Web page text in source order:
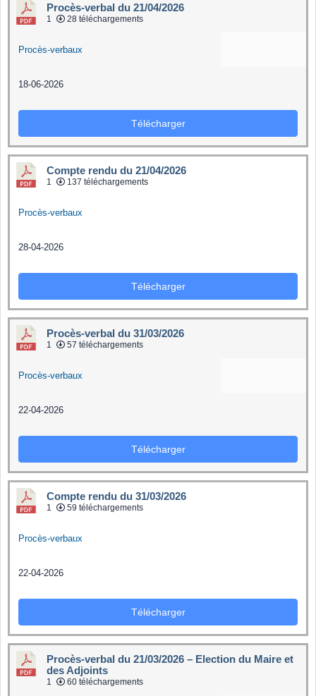
Procès-verbal du 21/04/2026
1 28 téléchargements
Procès-verbaux
18-06-2026
Télécharger
Compte rendu du 21/04/2026
1 137 téléchargements
Procès-verbaux
28-04-2026
Télécharger
Procès-verbal du 31/03/2026
1 57 téléchargements
Procès-verbaux
22-04-2026
Télécharger
Compte rendu du 31/03/2026
1 59 téléchargements
Procès-verbaux
22-04-2026
Télécharger
Procès-verbal du 21/03/2026 – Election du Maire et
des Adjoints
1 60 téléchargements